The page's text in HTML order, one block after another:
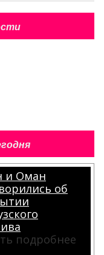
и Оман
об
подробнее